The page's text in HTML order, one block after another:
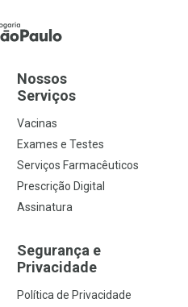
Nossos
Serviços
Vacinas
Exames e Testes
Serviços Farmacêuticos
Prescrição Digital
Assinatura
Segurança e
Privacidade
Política de Privacidade